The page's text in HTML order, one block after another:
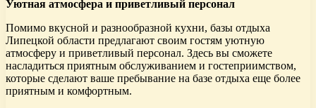
Уютная атмосфера и приветливый персонал
Помимо вкусной и разнообразной кухни, базы отдыха
Липецкой области предлагают своим гостям уютную
атмосферу и приветливый персонал. Здесь вы сможете
насладиться приятным обслуживанием и гостеприимством,
которые сделают ваше пребывание на базе отдыха еще более
приятным и комфортным.